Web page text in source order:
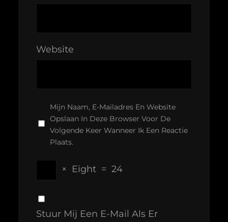
Website
Mijn Naam, E-Mailadres En Website
Opslaan In Deze Browser Voor De
Volgende Keer Wanneer Ik Een Reactie
Plaats.
× Eight = 24
Stuur Mij Een E-Mail Als Er